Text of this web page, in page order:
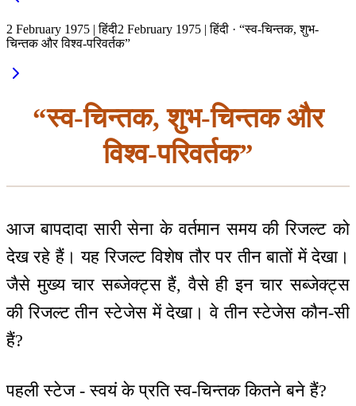
2 February 1975 | हिंदी2 February 1975 | हिंदी · “स्व-चिन्तक, शुभ-
चिन्तक और विश्व-परिवर्तक”
“स्व-चिन्तक, शुभ-चिन्तक और
विश्व-परिवर्तक”
आज बापदादा सारी सेना के वर्तमान समय की रिजल्ट को
देख रहे हैं। यह रिजल्ट विशेष तौर पर तीन बातों में देखा।
जैसे मुख्य चार सब्जेक्ट्स हैं, वैसे ही इन चार सब्जेक्ट्स
की रिजल्ट तीन स्टेजेस में देखा। वे तीन स्टेजेस कौन-सी
हैं?
पहली स्टेज - स्वयं के प्रति स्व-चिन्तक कितने बने हैं?